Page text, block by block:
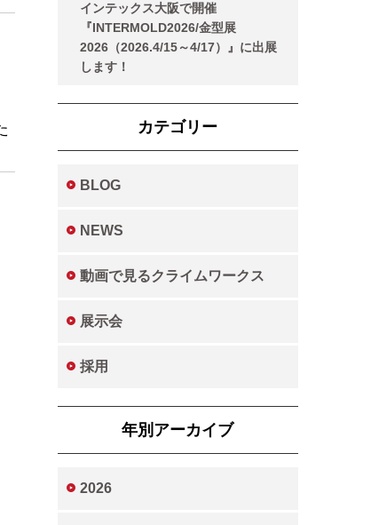
インテックス大阪で開催
『INTERMOLD2026/金型展
2026（2026.4/15～4/17）』に出展
します！
カテゴリー
BLOG
NEWS
動画で見るクライムワークス
展示会
採用
年別アーカイブ
2026